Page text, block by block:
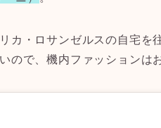
カ・ロサンゼルスの自宅を
ので、機内ファッションは